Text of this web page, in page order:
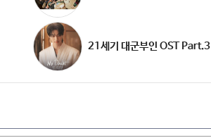
21세기 대군부인 OST Part.3